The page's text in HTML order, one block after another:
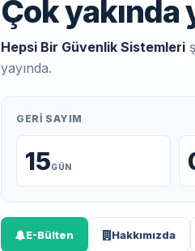
Çok yakında
Hepsi Bir Güvenlik Sistemleri
yayında.
GERI SAYIM
15GÜN
E-Bülten Hakkımızda